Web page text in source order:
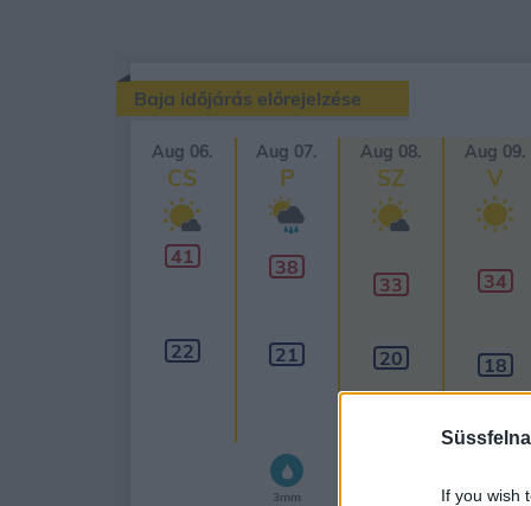
If you wish
Baja időjárás előrejelzése
Aug 06.
CS
41
22
Aug 07.
P
38
21
3mm
Aug 08.
SZ
33
20
Aug 09.
V
34
18